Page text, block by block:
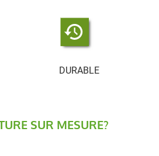
DURABLE
SUR MESURE?